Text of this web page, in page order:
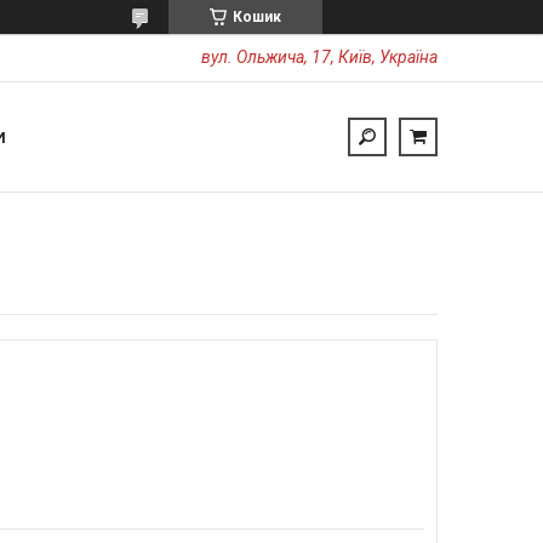
Кошик
вул. Ольжича, 17, Київ, Україна